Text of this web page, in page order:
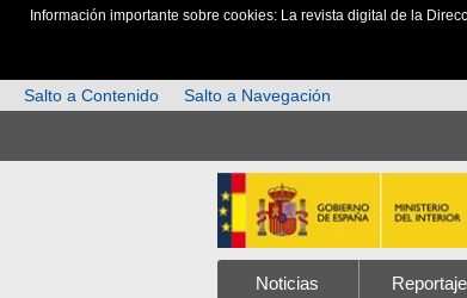
Información importante sobre cookies: La revista digital de la
Salto a Contenido
Salto a Navegación
Noticias